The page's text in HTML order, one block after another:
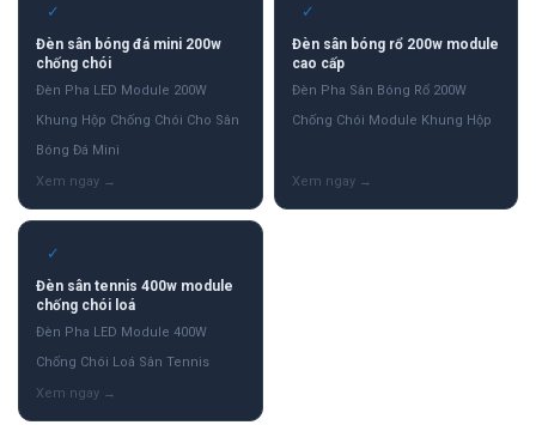
✓
Đèn sân bóng đá mini 200w
chống chói
Đèn Pha LED Module 200W
Khung Hộp Chống Chói Cho Sân
Bóng Đá Mini
✓
Đèn sân bóng rổ 200w module
cao cấp
Đèn Pha Sân Bóng Rổ 200W
Chống Chói Module Khung Hộp
✓
Đèn sân tennis 400w module
chống chói loá
Đèn Pha LED Module 400W
Chống Chói Loá Sân Tennis